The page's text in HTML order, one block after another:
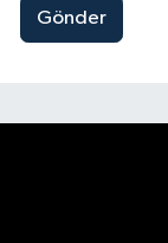
Gönder